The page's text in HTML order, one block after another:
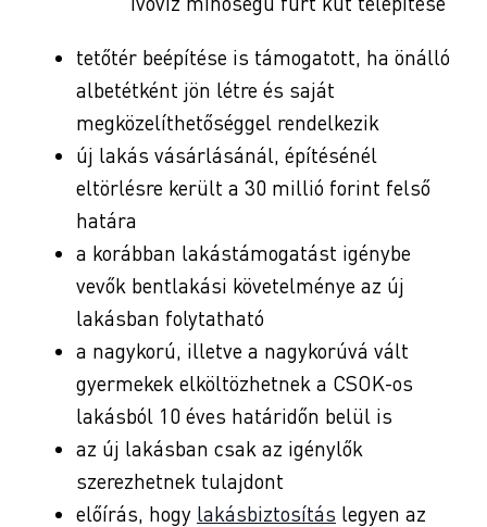
tetőtér beépítése is támogatott, ha önálló
albetétként jön létre és saját
megközelíthetőséggel rendelkezik
új lakás vásárlásánál, építésénél
eltörlésre került a 30 millió forint felső
határa
a korábban lakástámogatást igénybe
vevők bentlakási követelménye az új
lakásban folytatható
a nagykorú, illetve a nagykorúvá vált
gyermekek elköltözhetnek a CSOK-os
lakásból 10 éves határidőn belül is
az új lakásban csak az igénylők
szerezhetnek tulajdont
előírás, hogy lakásbiztosítás legyen az